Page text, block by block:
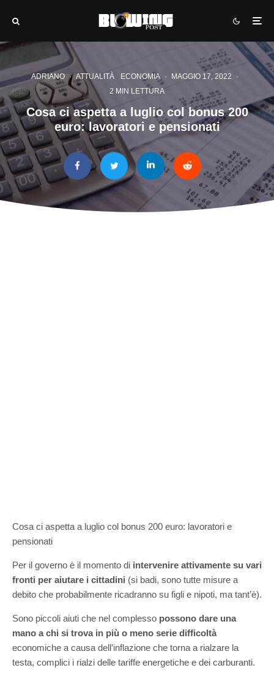
ADRIANO · ATTUALITÀ ECONOMIA · MAGGIO 17, 2022
·
2 MIN LETTURA
Cosa ci aspetta a luglio col bonus 200
euro: lavoratori e pensionati
Cosa ci aspetta a luglio col bonus 200 euro: lavoratori e
pensionati
Per il governo è il momento di intervenire attivamente su vari
fronti per aiutare i cittadini (si badi, sono tutte misure a
debito che probabilmente ricadranno su figli e nipoti, ma tant’è).
Sono piccoli aiuti che nel complesso possono dare una
mano a chi si trova in più o meno serie difficoltà
economiche a causa dell’inflazione che torna a rialzare la
testa, complici i rialzi delle tariffe energetiche e dei carburanti.